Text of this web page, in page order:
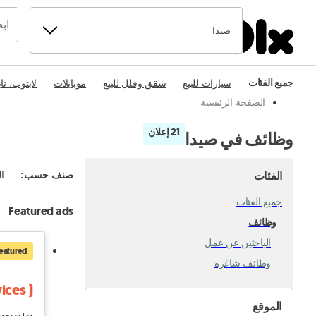
صيدا
جميع الفئات سيارات للبيع شقق وفلل للبيع موبايلات لابتوب،
الصفحة الرئيسية
وظائف في صيدا 21 إعلان
الفئات
جميع الفئات
وظائف
الباحثين عن عمل
وظائف شاغرة
الموقع
صنف حسب:
Featured ads
)